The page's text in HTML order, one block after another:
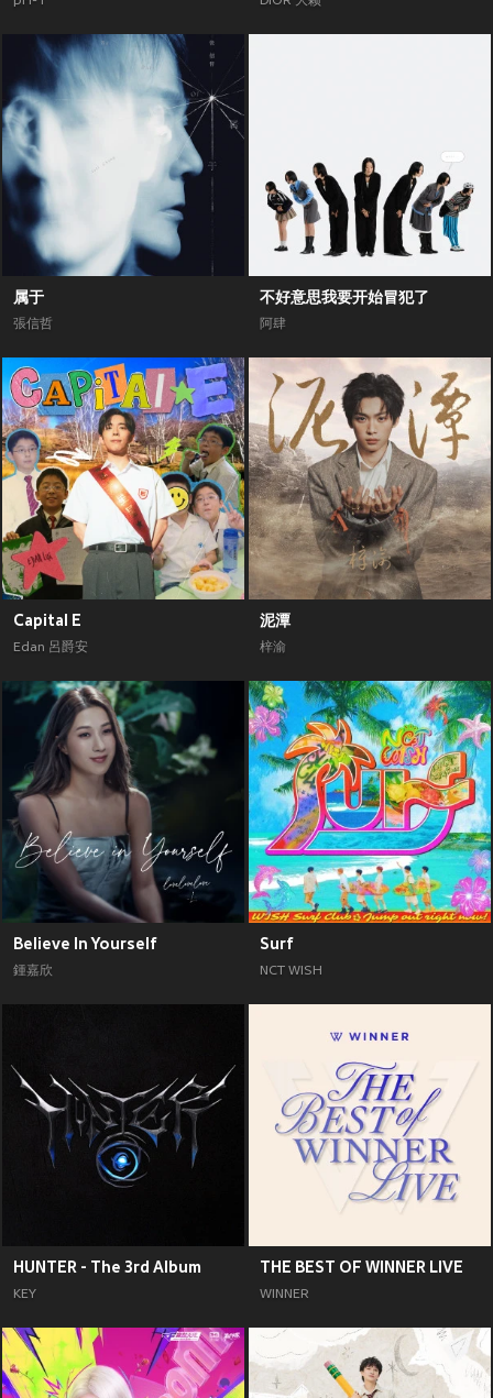
属于
張信哲
不好意思我要开始冒犯了
阿肆
Capital E
Edan 呂爵安
泥潭
梓渝
Believe In Yourself
鍾嘉欣
Surf
NCT WISH
HUNTER - The 3rd Album
KEY
THE BEST OF WINNER LIVE
WINNER